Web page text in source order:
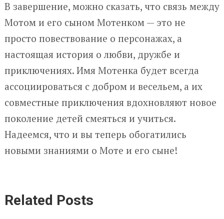
В завершение, можно сказать, что связь между
Мотом и его сыном Мотенком — это не
просто повествование о персонажах, а
настоящая история о любви, дружбе и
приключениях. Имя Мотенка будет всегда
ассоциироваться с добром и весельем, а их
совместные приключения вдохновляют новое
поколение детей смеяться и учиться.
Надеемся, что и вы теперь обогатились
новыми знаниями о Моте и его сыне!
Related Posts